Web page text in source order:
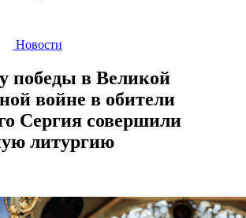
Новости
победы в Великой
войне в обители
Сергия совершили
литургию